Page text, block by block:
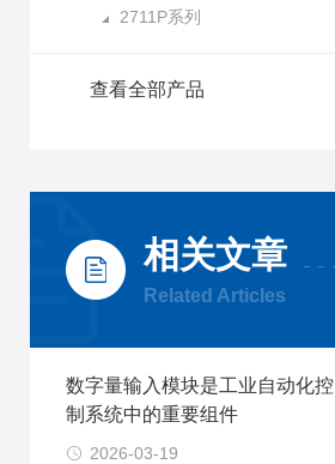
2711P系列
查看全部产品
相关文章
Related Articles
数字量输入模块是工业自动化控
制系统中的重要组件
2026-03-19